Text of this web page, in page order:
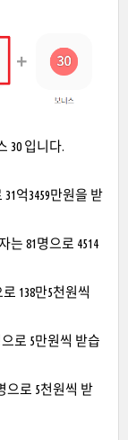
30 입니다.
억3459만원을 받
는 81명으로 4514
138만5천원씩
로 5만원씩 받습
으로 5천원씩 받